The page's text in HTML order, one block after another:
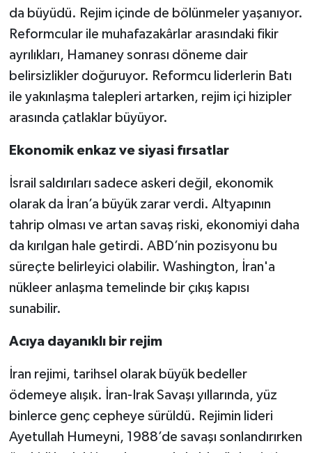
da büyüdü. Rejim içinde de bölünmeler yaşanıyor.
Reformcular ile muhafazakârlar arasındaki fikir
ayrılıkları, Hamaney sonrası döneme dair
belirsizlikler doğuruyor. Reformcu liderlerin Batı
ile yakınlaşma talepleri artarken, rejim içi hizipler
arasında çatlaklar büyüyor.
Ekonomik enkaz ve siyasi fırsatlar
İsrail saldırıları sadece askeri değil, ekonomik
olarak da İran’a büyük zarar verdi. Altyapının
tahrip olması ve artan savaş riski, ekonomiyi daha
da kırılgan hale getirdi. ABD’nin pozisyonu bu
süreçte belirleyici olabilir. Washington, İran'a
nükleer anlaşma temelinde bir çıkış kapısı
sunabilir.
Acıya dayanıklı bir rejim
İran rejimi, tarihsel olarak büyük bedeller
ödemeye alışık. İran-Irak Savaşı yıllarında, yüz
binlerce genç cepheye sürüldü. Rejimin lideri
Ayetullah Humeyni, 1988’de savaşı sonlandırırken